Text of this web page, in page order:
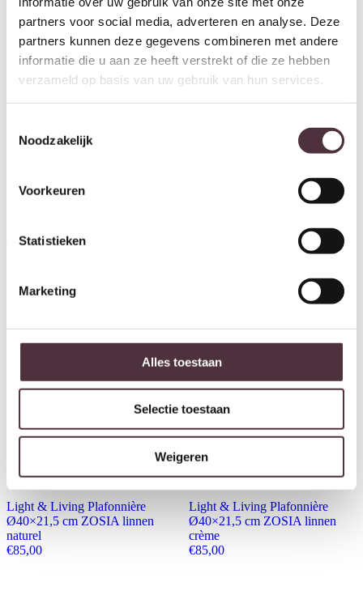
partners voor social media, adverteren en analyse. Deze
partners kunnen deze gegevens combineren met andere
informatie die u aan ze heeft verstrekt of die ze hebben
verzameld op basis van uw gebruik van hun services.
Noodzakelijk
Voorkeuren
Statistieken
Marketing
Alles toestaan
Selectie toestaan
Weigeren
Ø50×24,5 cm ZOSIA linnen
Light & Living Plafonnière
Ø50×24,5 cm ZOSIA linnen
Light & Living Plafonnière
Ø40×21,5 cm ZOSIA linnen
naturel
€85,00
Light & Living Plafonnière
Ø40×21,5 cm ZOSIA linnen
crème
€85,00